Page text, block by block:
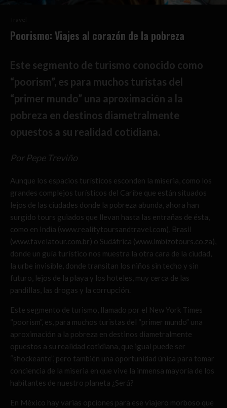
Poorismo: Viajes al corazón de la pobreza
Este segmento de turismo conocido como
“poorism”, es para muchos turistas del
“primer mundo” una aproximación a la
pobreza en destinos diametralmente
opuestos a su realidad cotidiana.
Por Pepe Treviño
Aunque los espacios turísticos esconden la miseria, como los
grandes complejos turísticos del Caribe que están situados
lejos de las ciudades donde la pobreza abunda, ahora han
surgido tours guiados que llevan hasta las entrañas de ésta,
como en India (www.realitytoursandtravel.com), Brasil
(www.favelatour.com.br) o Sudáfrica (www.imbizotours.co.za),
donde un guía turístico nos muestra la otra cara de la ciudad,
la urbe invisible, donde transitan los niños sin techo y sin
futuro, lejos de la playa y los hoteles, muy cerca de las
pandillas, las drogas y la corrupción.
Este segmento de turismo, llamado por el New York Times
“poorism”, es, para muchos turistas del “primer mundo” una
aproximación a la pobreza en destinos diametralmente
opuestos a su realidad cotidiana, que igual puede ser
“shockeante”, pero también una oportunidad única para tomar
conciencia de la miseria en que vive la inmensa mayoría de los
habitantes de nuestro planeta ¿Será?
En México hay varias opciones para ese viajero morboso que